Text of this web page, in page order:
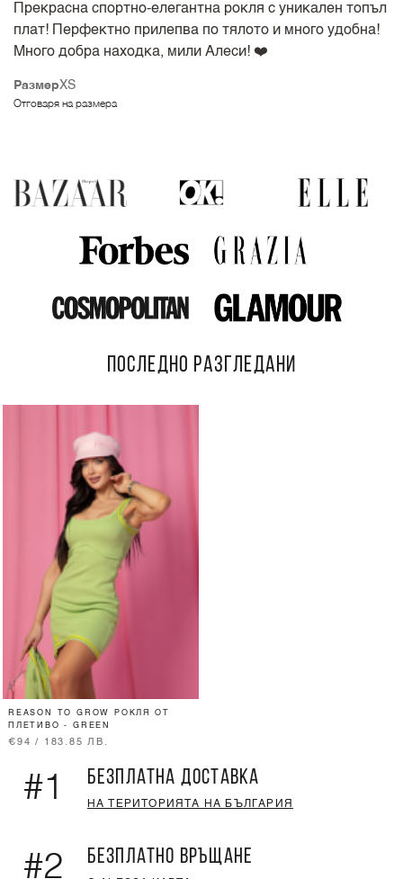
РазмерXS
Отговаря на размера
Прекрасна спортно-елегантна рокля с уникален топъл
плат! Перфектно прилепва по тялото и много удобна!
Много добра находка, мили Алеси! ❤️
ПОСЛЕДНО РАЗГЛЕДАНИ
REASON TO GROW РОКЛЯ ОТ
ПЛЕТИВО - GREEN
€94 / 183.85 ЛВ.
#1 БЕЗПЛАТНА ДОСТАВКА
НА ТЕРИТОРИЯТА НА БЪЛГАРИЯ
#2 БЕЗПЛАТНО ВРЪЩАНЕ